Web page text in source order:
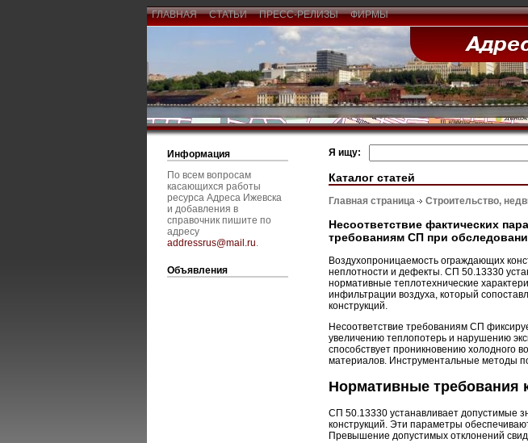
ГЛАВНАЯ СТАТЬИ ПРЕСС-РЕЛИЗЫ ФИРМЫ
Информация
По всем вопросам
касающихся работы
ресурса Адреса Ижевска
и добавления в
справочник пишите по
адресу
addressrus@mail.ru.
Объявления
Я ищу:
Каталог статей
Главная страница Строительство,
Несоответствие фактических
требованиям СП при
Воздухопроницаемость ограждающих
неплотности и дефекты. СП 50.13330
нормативные теплотехнические
инфильтрации воздуха, который
конструкций.
Несоответствие требованиям СП
увеличению теплопотерь и нарушению
способствует проникновению холодного
материалов. Инструментальные методы
Нормативные требования
СП 50.13330 устанавливает допустимые
конструкций. Эти параметры
Превышение допустимых отклонений